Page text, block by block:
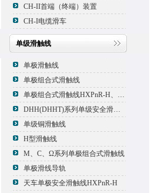
CH-II首端（终端）装置
CH-I电缆滑车
单级滑触线
单极滑触线
单极组合式滑触线
单极组合式滑触线HXPnR-H、HXPnR-H8 、HXPnR-HT
DHH(DHHT)系列单级安全滑触线
单级铜滑触线
H型滑触线
M、C、Ω系列单极组合式滑触线
单极滑线导轨
天车单极安全滑触线HXPnR-H